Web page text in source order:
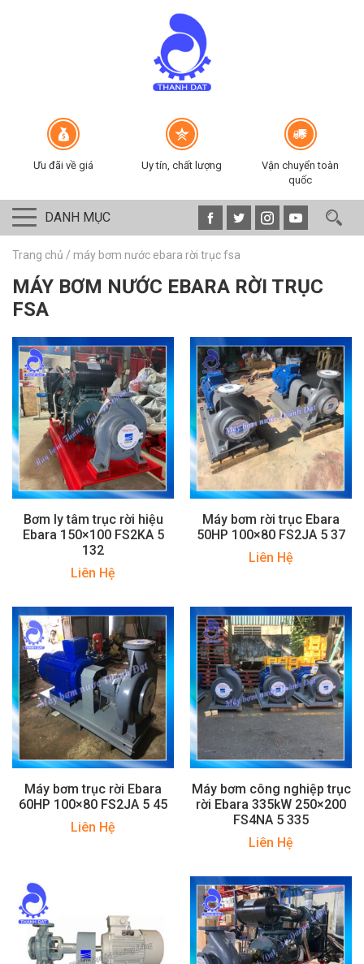
Ưu đãi về giá Uy tín, chất lượng
Vận chuyển toàn
quốc
DANH MỤC
Trang chủ / máy bơm nước ebara rời trục fsa
MÁY BƠM NƯỚC EBARA RỜI TRỤC
FSA
Bơm ly tâm trục rời hiệu
Ebara 150×100 FS2KA 5
132
Liên Hệ
Máy bơm rời trục Ebara
50HP 100×80 FS2JA 5 37
Liên Hệ
Máy bơm trục rời Ebara
60HP 100×80 FS2JA 5 45
Liên Hệ
Máy bơm công nghiệp trục
rời Ebara 335kW 250×200
FS4NA 5 335
Liên Hệ